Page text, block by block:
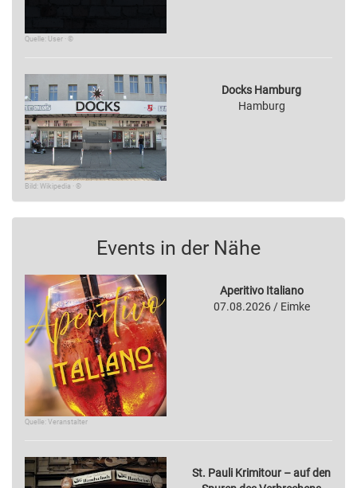
Quelle: User · ©
Bild: Wikipedia · ©
Docks Hamburg
Hamburg
Events in der Nähe
Quelle: Veranstalter
Aperitivo Italiano
07.08.2026 / Eimke
St. Pauli Krimitour – auf den